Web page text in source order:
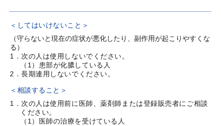
商品を買い物かごに入れる
＜してはいけないこと＞
（守らないと現在の症状が悪化したり、副作用が起こりやすくな
る）
1．次の人は使用しないでください。
（1）患部が化膿している人
2．長期連用しないでください。
＜相談すること＞
1．次の人は使用前に医師、薬剤師または登録販売者にご相談
ください。
（1）医師の治療を受けている人